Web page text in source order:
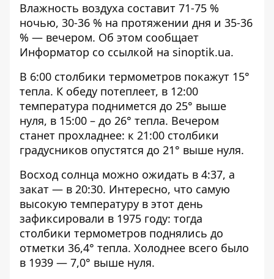
Влажность воздуха составит 71-75 %
ночью, 30-36 % на протяжении дня и 35-36
% — вечером. Об этом сообщает
Информатор со ссылкой на sinoptik.ua.
В 6:00 столбики термометров покажут 15°
тепла. К обеду потеплеет, в 12:00
температура поднимется до 25° выше
нуля, в 15:00 – до 26° тепла. Вечером
станет прохладнее: к 21:00 столбики
градусников опустятся до 21° выше нуля.
Восход солнца можно ожидать в 4:37, а
закат — в 20:30. Интересно, что самую
высокую температуру в этот день
зафиксировали в 1975 году: тогда
столбики термометров поднялись до
отметки 36,4° тепла. Холоднее всего было
в 1939 — 7,0° выше нуля.